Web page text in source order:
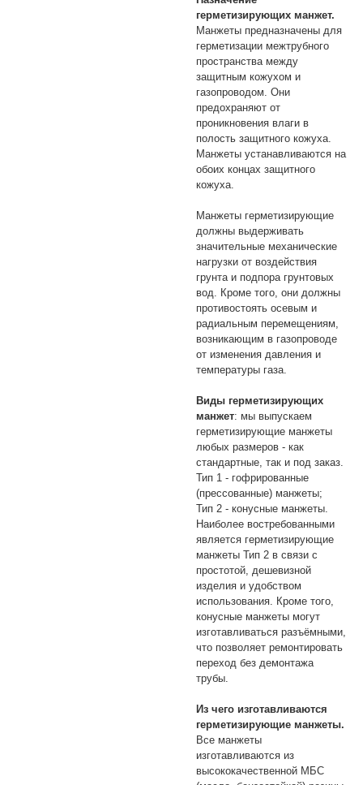
герметизирующих манжет.
Манжеты предназначены для
герметизации межтрубного
пространства между
защитным кожухом и
газопроводом. Они
предохраняют от
проникновения влаги в
полость защитного кожуха.
Манжеты устанавливаются на
обоих концах защитного
кожуха.
Манжеты герметизирующие
должны выдерживать
значительные механические
нагрузки от воздействия
грунта и подпора грунтовых
вод. Кроме того, они должны
противостоять осевым и
радиальным перемещениям,
возникающим в газопроводе
от изменения давления и
температуры газа.
Виды герметизирующих
манжет: мы выпускаем
герметизирующие манжеты
любых размеров - как
стандартные, так и под заказ.
Тип 1 - гофрированные
(прессованные) манжеты;
Тип 2 - конусные манжеты.
Наиболее востребованными
является герметизирующие
манжеты Тип 2 в связи с
простотой, дешевизной
изделия и удобством
использования. Кроме того,
конусные манжеты могут
изготавливаться разъёмными,
что позволяет ремонтировать
переход без демонтажа
трубы.
Из чего изготавливаются
герметизирующие манжеты.
Все манжеты
изготавливаются из
высококачественной МБС